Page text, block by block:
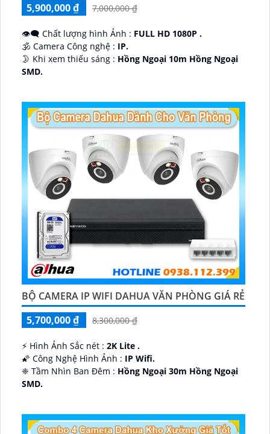
5,900,000 ₫
7,000,000 ₫
👁️‍🗨 Chất lượng hình Ảnh : FULL HD 1080P .
🕉️ Camera Công nghệ : IP.
🌛 Khi xem thiếu sáng : Hồng Ngoại 10m Hồng Ngoại
SMD.
BỘ CAMERA IP WIFI DAHUA VĂN PHÒNG GIÁ RẺ
5,700,000 ₫
8,300,000 ₫
️⚡ Hình Ảnh Sắc nét : 2K Lite .
🌠 Công Nghệ Hình Ảnh : IP Wifi.
❈ Tầm Nhìn Ban Đêm : Hồng Ngoại 30m Hồng Ngoại
SMD.